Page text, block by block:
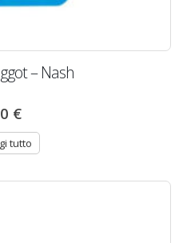
– Nash
€
tutto